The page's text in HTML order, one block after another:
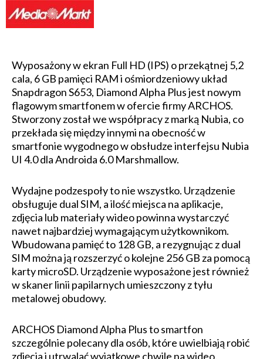
Wyposażony w ekran Full HD (IPS) o przekątnej 5,2
cala, 6 GB pamięci RAM i ośmiordzeniowy układ
Snapdragon S653, Diamond Alpha Plus jest nowym
flagowym smartfonem w ofercie firmy ARCHOS.
Stworzony został we współpracy z marką Nubia, co
przekłada się między innymi na obecność w
smartfonie wygodnego w obsłudze interfejsu Nubia
UI 4.0 dla Androida 6.0 Marshmallow.
Wydajne podzespoły to nie wszystko. Urządzenie
obsługuje dual SIM, a ilość miejsca na aplikacje,
zdjęcia lub materiały wideo powinna wystarczyć
nawet najbardziej wymagającym użytkownikom.
Wbudowana pamięć to 128 GB, a rezygnując z dual
SIM można ją rozszerzyć o kolejne 256 GB za pomocą
karty microSD. Urządzenie wyposażone jest również
w skaner linii papilarnych umieszczony z tyłu
metalowej obudowy.
ARCHOS Diamond Alpha Plus to smartfon
szczególnie polecany dla osób, które uwielbiają robić
zdjęcia i utrwalać wyjątkowe chwile na wideo.